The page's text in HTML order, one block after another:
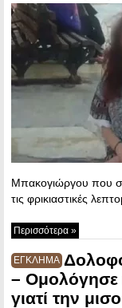
Μπακογιώργου που
τις φρικιαστικές
Περισσότερα »
ΕΓΚΛΗΜΑ
– Ομολόγησε
γιατί την